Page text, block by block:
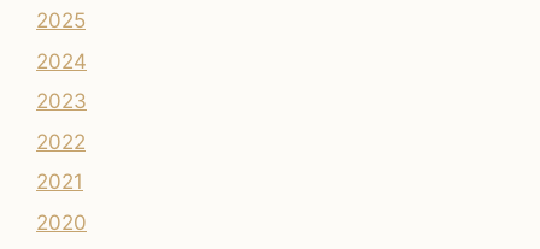
2025
2024
2023
2022
2021
2020